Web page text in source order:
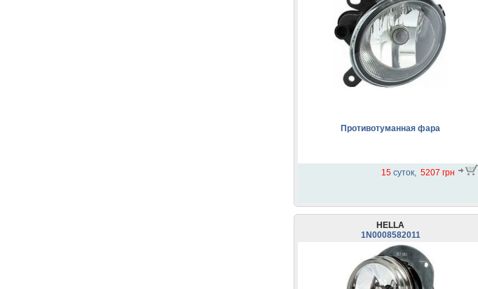
Противотуманная фара
15суток, 5207 грн
HELLA
1N0008582011